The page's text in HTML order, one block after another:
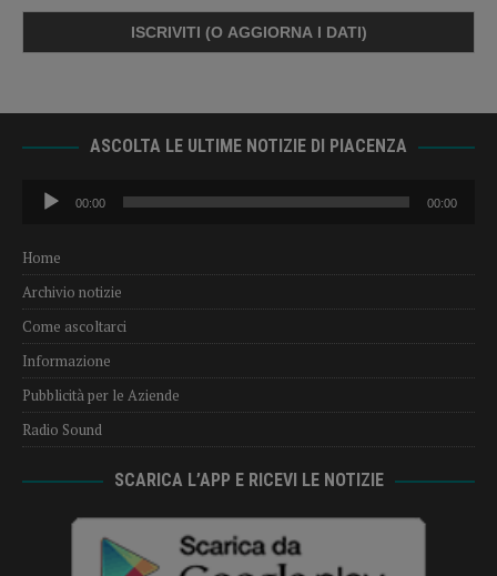
ASCOLTA LE ULTIME NOTIZIE DI PIACENZA
Audio
Player
00:00 00:00
Home
Archivio notizie
Come ascoltarci
Informazione
Pubblicità per le Aziende
Radio Sound
SCARICA L’APP E RICEVI LE NOTIZIE